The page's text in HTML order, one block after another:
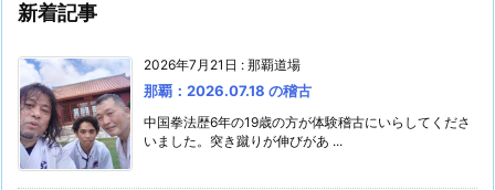
新着記事
2026年7月21日 : 那覇道場
那覇：2026.07.18 の稽古
中国拳法歴6年の19歳の方が体験稽古にいらしてくださ
いました。突き蹴りが伸びがあ ...